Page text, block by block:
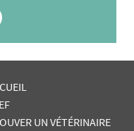
UN VÉTÉRINAIRE